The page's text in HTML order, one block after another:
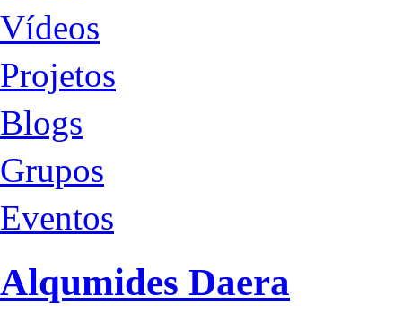
Vídeos
Projetos
Blogs
Grupos
Eventos
Alqumides Daera